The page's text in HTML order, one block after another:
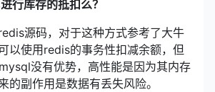
行库存的抵扣么？
源码，对于这种方式参考了大牛
以使用redis的事务性扣减余额，但
没有优势，高性能是因为其内存
的副作用是数据有丢失风险。